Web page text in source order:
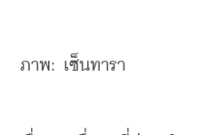
ภาพ: เซ็นทารา